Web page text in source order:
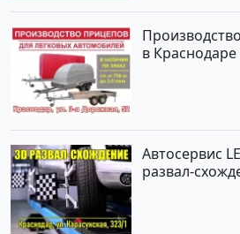
в Краснодаре
Автосервис
развал-